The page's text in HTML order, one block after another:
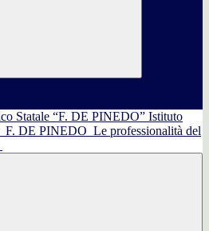
Istituto
F. DE PINEDO Le professionalità del